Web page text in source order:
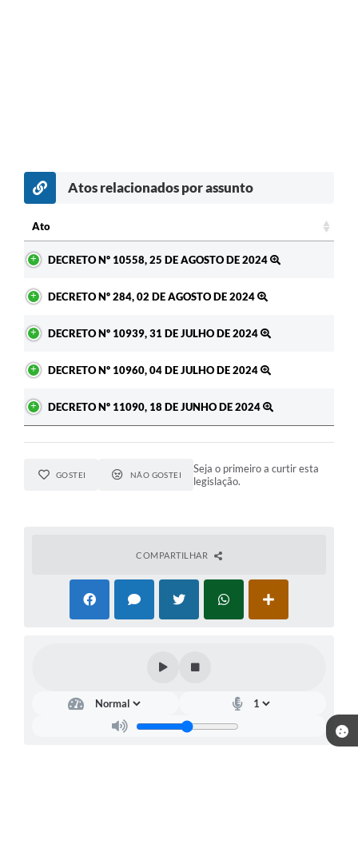
Atos relacionados por assunto
Ato
DECRETO Nº 10558, 25 DE AGOSTO DE 2024
DECRETO Nº 284, 02 DE AGOSTO DE 2024
DECRETO Nº 10939, 31 DE JULHO DE 2024
DECRETO Nº 10960, 04 DE JULHO DE 2024
DECRETO Nº 11090, 18 DE JUNHO DE 2024
GOSTEI NÃO GOSTEI
Seja o primeiro a curtir esta
legislação.
COMPARTILHAR